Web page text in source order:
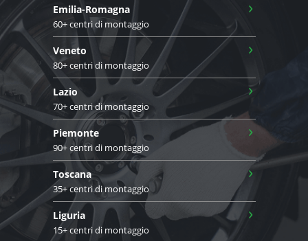
Emilia-Romagna
60+ centri di montaggio
›
Veneto
80+ centri di montaggio
›
Lazio
70+ centri di montaggio
›
Piemonte
90+ centri di montaggio
›
Toscana
35+ centri di montaggio
›
Liguria
15+ centri di montaggio
›